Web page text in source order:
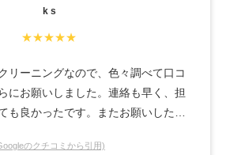
k s
★★★★★
リーニングなので、色々調べて口コ
にお願いしました。連絡も早く、担
も良かったです。またお願いしたい
のクチコミから引用)